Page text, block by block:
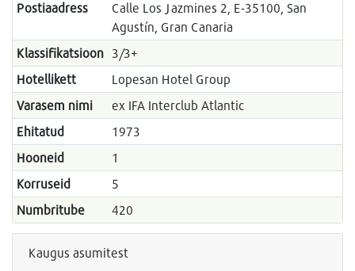
Postiaadress
Calle Los Jazmines 2, E-35100, San
Agustín, Gran Canaria
Klassifikatsioon 3/3+
Hotellikett
Lopesan Hotel Group
Varasem nimi
ex IFA Interclub Atlantic
Ehitatud
1973
Hooneid
1
Korruseid
5
Numbritube
420
Kaugus asumitest